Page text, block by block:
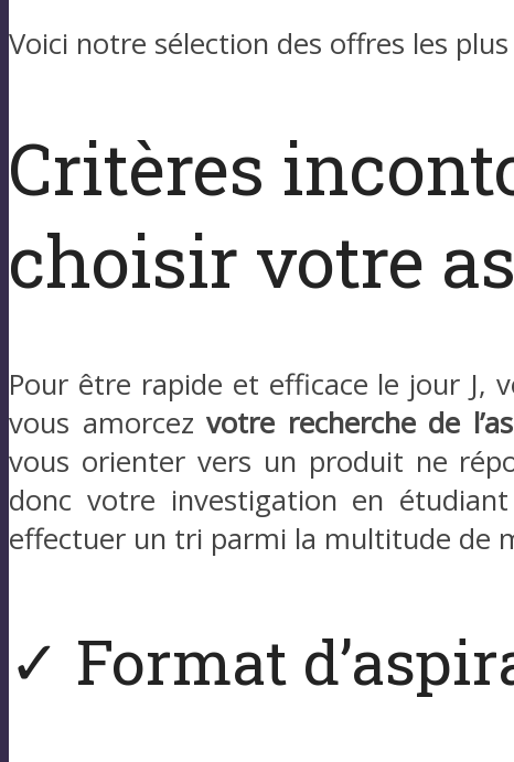
Voici notre sélection des offres les
Critères
choisir votre
Pour être rapide et efficace le jour J,
vous amorcezvotre recherche de
vous orienter vers un produit ne
donc votre investigation en
effectuer un tri parmi la multitude de
✓ Format